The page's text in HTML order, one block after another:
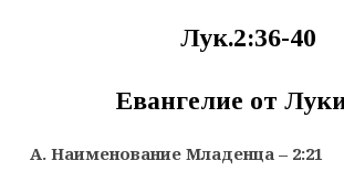
Лук.2:36-40
Евангелие от
A. Наименование Младенца – 2:21